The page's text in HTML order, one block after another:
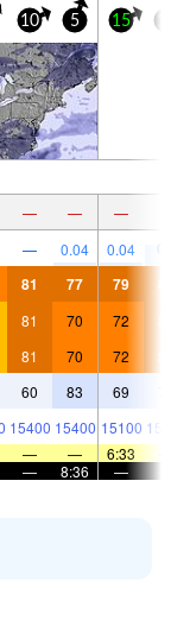
10 5 15
— — —
— 0.04 0.04
81 77 79
81 70 72
81 70 72
60 83 69
15400 15400 15100
— — 6:33
— 8:36 —